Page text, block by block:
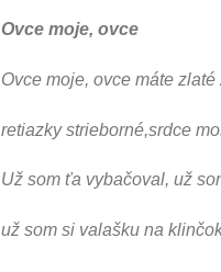
Ovce moje, ovce
Ovce moje, ovce máte zlaté
retiazky strieborné,srdce
Už som ťa vybačoval, už
už som si valašku na